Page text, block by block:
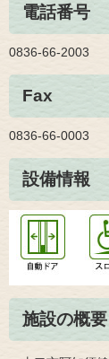
電話番号
0836-66-2003
Fax
0836-66-0003
設備情報
施設の概要